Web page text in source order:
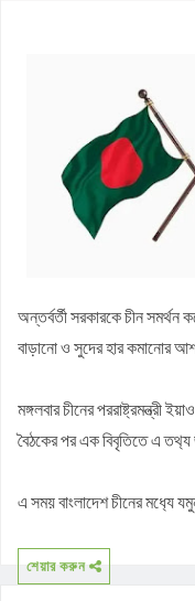
নবম পে স্কেল
কাজিদের আয়
রাষ্ট্রপতি
রাষ্ট্রপতি
অন্তর্বর্তী সরকারকে চীন সমর্থন
বাড়ানো ও সুদের হার কমানোর
মঙ্গলবার চীনের পররাষ্ট্রমন্ত্রী
বৈঠকের পর এক বিবৃতিতে এ তথ‍্য
এ সময় বাংলাদেশ চীনের মধ‍্যে
শেয়ার করুন